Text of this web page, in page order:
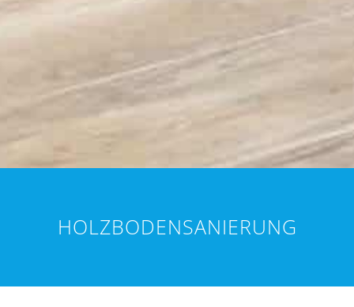
HOLZBODENSANIERUNG